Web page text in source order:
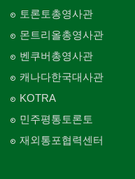
토론토총영사관
몬트리올총영사관
벤쿠버총영사관
캐나다한국대사관
KOTRA
민주평통토론토
재외통포협력센터